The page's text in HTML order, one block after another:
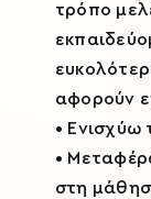
τρόπο
αφορούν
• Ενισχύω
•
στη